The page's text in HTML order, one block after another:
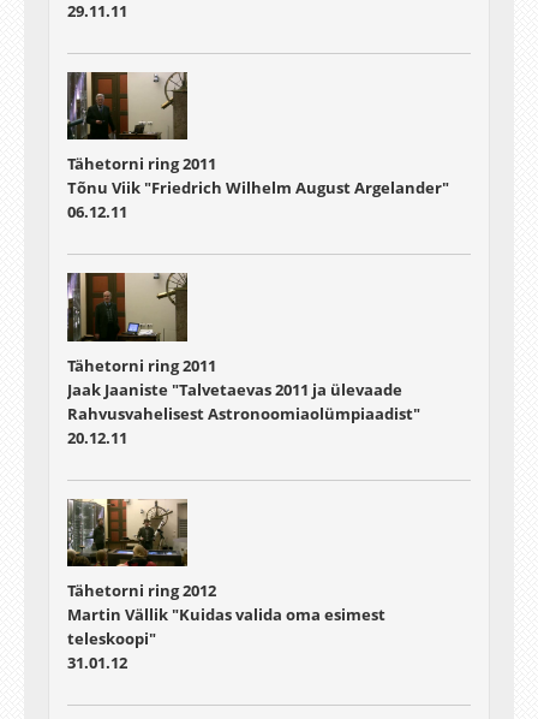
29.11.11
Tähetorni ring 2011
Tõnu Viik "Friedrich Wilhelm August Argelander"
06.12.11
Tähetorni ring 2011
Jaak Jaaniste "Talvetaevas 2011 ja ülevaade
Rahvusvahelisest Astronoomiaolümpiaadist"
20.12.11
Tähetorni ring 2012
Martin Vällik "Kuidas valida oma esimest
teleskoopi"
31.01.12